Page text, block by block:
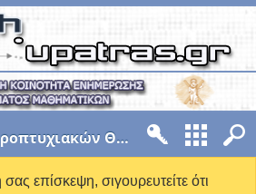
Ανακοινώσεις Προπτυχιακών Θεμάτων
επίσκεψη, σιγουρευτείτε ότι